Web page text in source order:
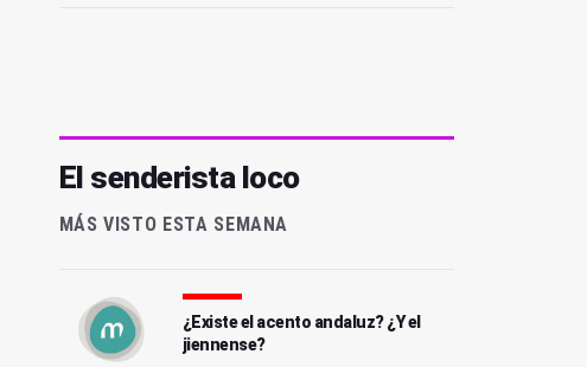
El senderista loco
MÁS VISTO ESTA SEMANA
¿Existe el acento andaluz? ¿Y el
jiennense?